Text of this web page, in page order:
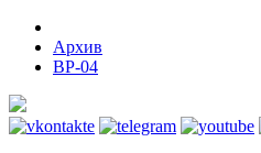
Архив
ВР-04